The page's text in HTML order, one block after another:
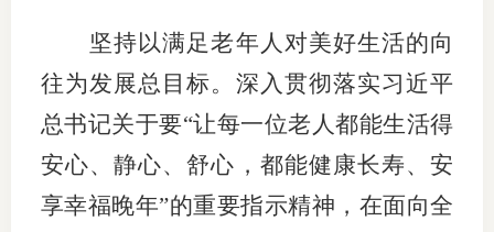
坚持以满足老年人对美好生活的向
往为发展总目标。深入贯彻落实习近平
总书记关于要“让每一位老人都能生活得
安心、静心、舒心，都能健康长寿、安
享幸福晚年”的重要指示精神，在面向全